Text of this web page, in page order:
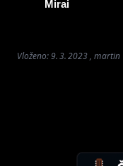
Mirai
Vloženo: 9. 3. 2023 , martin